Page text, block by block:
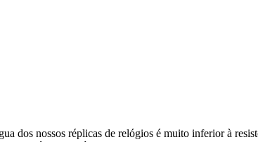
dos nossos réplicas de relógios é muito inferior à